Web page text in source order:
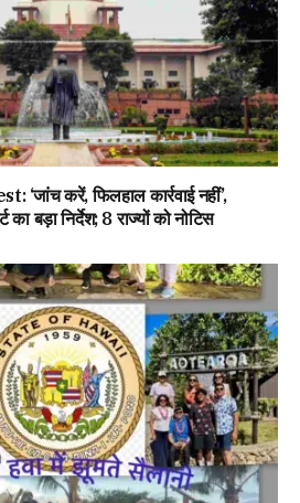
करें, फिलहाल कार्रवाई नहीं’,
का बड़ा निर्देश; 8 राज्यों को नोटिस